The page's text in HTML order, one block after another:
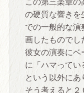
の硬質な響きを
での一般的な
画したものでし
彼女の演奏に
に「ハマってい
という以外にあ
そう考えると